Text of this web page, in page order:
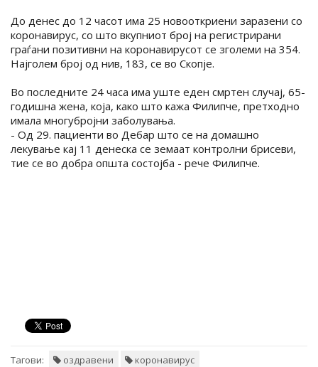
До денес до 12 часот има 25 новооткриени заразени со
коронавирус, со што вкупниот број на регистрирани
граѓани позитивни на коронавирусот се зголеми на 354.
Најголем број од нив, 183, се во Скопје.
Во последните 24 часа има уште еден смртен случај, 65-
годишна жена, која, како што кажа Филипче, претходно
имала многубројни заболувања.
- Од 29. пациенти во Дебар што се на домашно
лекување кај 11 денеска се земаат контролни брисеви,
тие се во добра општа состојба - рече Филипче.
Тагови: оздравени коронавирус